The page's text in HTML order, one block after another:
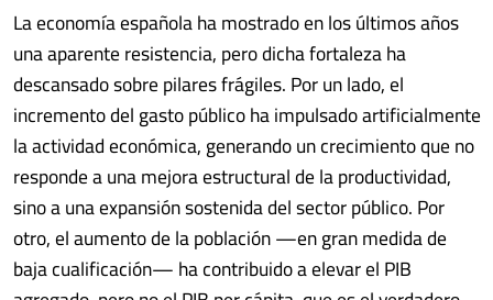
La economía española ha mostrado en los últimos años
una aparente resistencia, pero dicha fortaleza ha
descansado sobre pilares frágiles. Por un lado, el
incremento del gasto público ha impulsado artificialmente
la actividad económica, generando un crecimiento que no
responde a una mejora estructural de la productividad,
sino a una expansión sostenida del sector público. Por
otro, el aumento de la población —en gran medida de
baja cualificación— ha contribuido a elevar el PIB